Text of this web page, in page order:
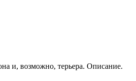
и, возможно, терьера. Описание.